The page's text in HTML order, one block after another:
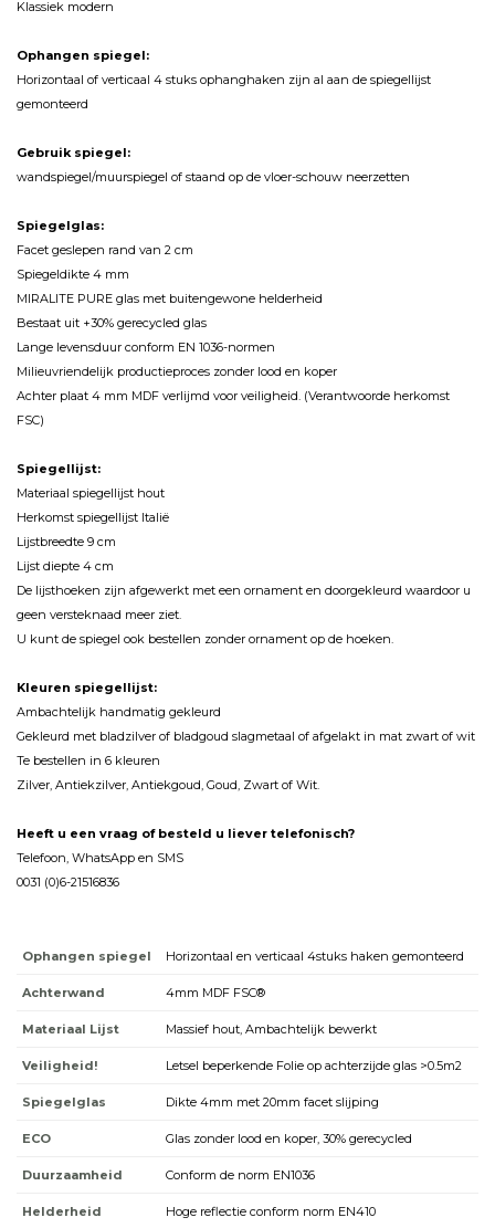
Klassiek modern
Ophangen spiegel:
Horizontaal of verticaal 4 stuks ophanghaken zijn al aan de spiegellijst
gemonteerd
Gebruik spiegel:
wandspiegel/muurspiegel of staand op de vloer-schouw neerzetten
Spiegelglas:
Facet geslepen rand van 2 cm
Spiegeldikte 4 mm
MIRALITE PURE glas met buitengewone helderheid
Bestaat uit +30% gerecycled glas
Lange levensduur conform EN 1036-normen
Milieuvriendelijk productieproces zonder lood en koper
Achter plaat 4 mm MDF verlijmd voor veiligheid. (Verantwoorde herkomst
FSC)
Spiegellijst:
Materiaal spiegellijst hout
Herkomst spiegellijst Italië
Lijstbreedte 9 cm
Lijst diepte 4 cm
De lijsthoeken zijn afgewerkt met een ornament en doorgekleurd waardoor u
geen versteknaad meer ziet.
U kunt de spiegel ook bestellen zonder ornament op de hoeken.
Kleuren spiegellijst:
Ambachtelijk handmatig gekleurd
Gekleurd met bladzilver of bladgoud slagmetaal of afgelakt in mat zwart of wit
Te bestellen in 6 kleuren
Zilver, Antiekzilver, Antiekgoud, Goud, Zwart of Wit.
Heeft u een vraag of besteld u liever telefonisch?
Telefoon, WhatsApp en SMS
0031 (0)6-21516836
Ophangen spiegel Horizontaal en verticaal 4stuks haken gemonteerd
Achterwand 4mm MDF FSC®
Materiaal Lijst Massief hout, Ambachtelijk bewerkt
Veiligheid! Letsel beperkende Folie op achterzijde glas >0.5m2
Spiegelglas Dikte 4mm met 20mm facet slijping
ECO Glas zonder lood en koper, 30% gerecycled
Duurzaamheid Conform de norm EN1036
Helderheid Hoge reflectie conform norm EN410